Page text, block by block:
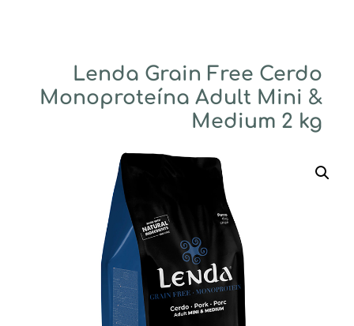
Lenda Grain Free Cerdo
Monoproteína Adult Mini &
Medium 2 kg